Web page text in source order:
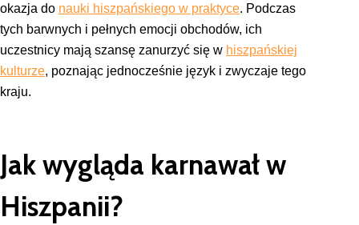
okazja do nauki hiszpańskiego w praktyce. Podczas
tych barwnych i pełnych emocji obchodów, ich
uczestnicy mają szansę zanurzyć się w hiszpańskiej
kulturze, poznając jednocześnie język i zwyczaje tego
kraju.
Jak wygląda karnawał w
Hiszpanii?